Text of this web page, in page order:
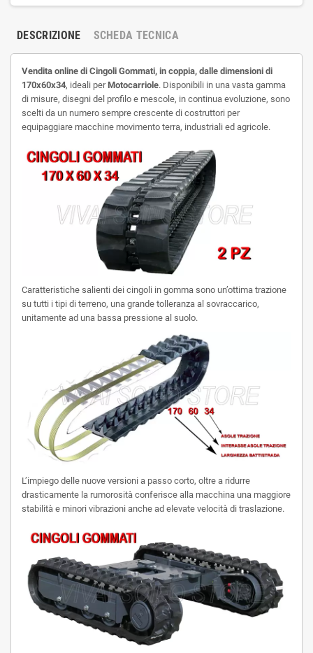
DESCRIZIONE SCHEDA TECNICA
Vendita online di Cingoli Gommati, in coppia, dalle dimensioni di
170x60x34, ideali per Motocarriole. Disponibili in una vasta gamma
di misure, disegni del profilo e mescole, in continua evoluzione, sono
scelti da un numero sempre crescente di costruttori per
equipaggiare macchine movimento terra, industriali ed agricole.
Caratteristiche salienti dei cingoli in gomma sono un’ottima trazione
su tutti i tipi di terreno, una grande tolleranza al sovraccarico,
unitamente ad una bassa pressione al suolo.
L’impiego delle nuove versioni a passo corto, oltre a ridurre
drasticamente la rumorosità conferisce alla macchina una maggiore
stabilità e minori vibrazioni anche ad elevate velocità di traslazione.